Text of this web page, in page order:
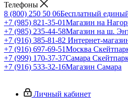
Телефоны
8 (800) 250 50 06Бесплатный
+7 (985) 821-35-01Магазин на
+7 (985) 235-44-58Магазин на ш.
+7 (916) 385-81-82 Интернет-
+7 (916) 697-69-51Москва
+7 (999) 170-37-37Самара
+7 (916) 533-32-16Магазин Самара
Личный кабинет